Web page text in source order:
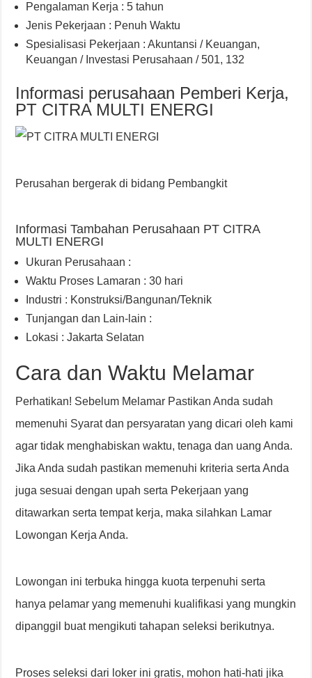
Pengalaman Kerja : 5 tahun
Jenis Pekerjaan : Penuh Waktu
Spesialisasi Pekerjaan : Akuntansi / Keuangan,
Keuangan / Investasi Perusahaan / 501, 132
Informasi perusahaan Pemberi Kerja,
PT CITRA MULTI ENERGI
Perusahan bergerak di bidang Pembangkit
Informasi Tambahan Perusahaan PT CITRA
MULTI ENERGI
Ukuran Perusahaan :
Waktu Proses Lamaran : 30 hari
Industri : Konstruksi/Bangunan/Teknik
Tunjangan dan Lain-lain :
Lokasi : Jakarta Selatan
Cara dan Waktu Melamar
Perhatikan! Sebelum Melamar Pastikan Anda sudah
memenuhi Syarat dan persyaratan yang dicari oleh kami
agar tidak menghabiskan waktu, tenaga dan uang Anda.
Jika Anda sudah pastikan memenuhi kriteria serta Anda
juga sesuai dengan upah serta Pekerjaan yang
ditawarkan serta tempat kerja, maka silahkan Lamar
Lowongan Kerja Anda.
Lowongan ini terbuka hingga kuota terpenuhi serta
hanya pelamar yang memenuhi kualifikasi yang mungkin
dipanggil buat mengikuti tahapan seleksi berikutnya.
Proses seleksi dari loker ini gratis, mohon hati-hati jika